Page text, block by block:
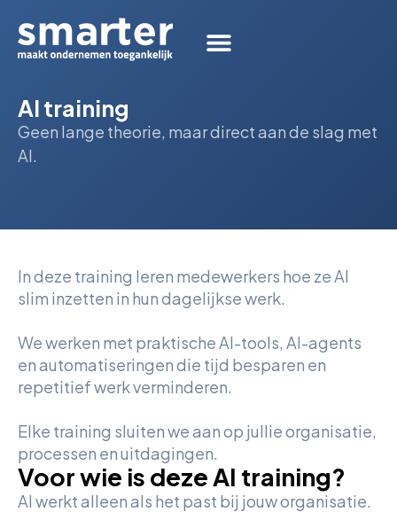
AI training
Geen lange theorie, maar direct aan de slag met
AI.
In deze training leren medewerkers hoe ze AI
slim inzetten in hun dagelijkse werk.
We werken met praktische AI-tools, AI-agents
en automatiseringen die tijd besparen en
repetitief werk verminderen.
Elke training sluiten we aan op jullie organisatie,
processen en uitdagingen.
Voor wie is deze AI training?
AI werkt alleen als het past bij jouw organisatie.